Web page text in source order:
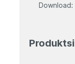
Download: